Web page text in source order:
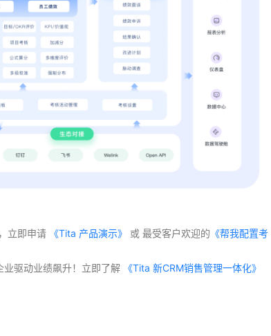
立即申请 《Tita 产品演示》 或 最受客户欢迎的 《帮我配置考
业驱动业绩飙升！立即了解